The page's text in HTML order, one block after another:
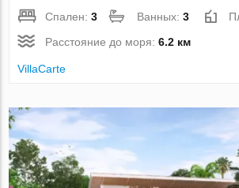
Спален:3 Ванных:3
Расстояние до моря:6.2 км
VillaСarte